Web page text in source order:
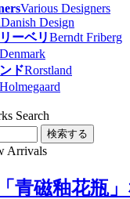
Various Designers
Danish Design
ーベリBerndt Friberg
Denmark
ドRorstland
Holmegaard
Search
検索する
Arrivals
青磁釉花瓶